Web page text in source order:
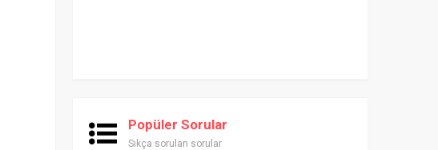
Popüler Sorular
Sıkça sorulan sorular